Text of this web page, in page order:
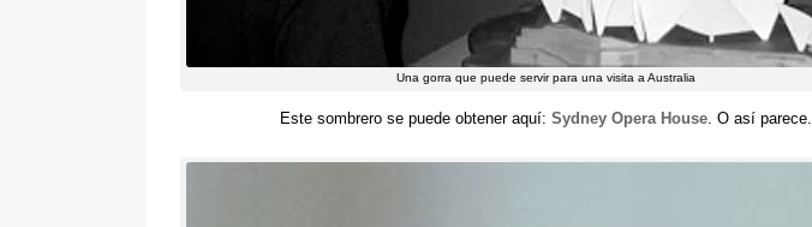
Una gorra que puede servir para una visita a Australia
Este sombrero se puede obtener aquí: Sydney Opera House. O así parece.